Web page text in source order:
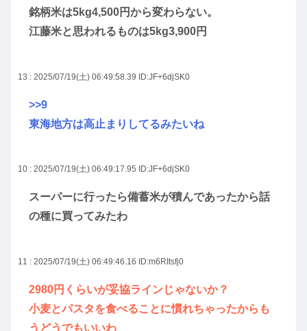
銘柄米は5kg4,500円から変わらない。
江藤米と思われるものは5kg3,900円
13 : 2025/07/19(土) 06:49:58.39 ID:JF+6djSK0
>>9
東海地方は高止まりしてるみたいね
10 : 2025/07/19(土) 06:49:17.95 ID:JF+6djSK0
スーパーに行ったら備蓄米が積んであったから話
の種に買ってみたわ
11 : 2025/07/19(土) 06:49:46.16 ID:m6RItsfj0
2980円くらいが妥協ラインじゃないか？
小麦とパスタを食べることに慣れちゃったからも
うどうでもいいわ